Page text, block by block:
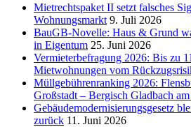
Mietrechtspaket II setzt falsches
Wohnungsmarkt 9. Juli 2026
BauGB-Novelle: Haus & Grund
in Eigentum 25. Juni 2026
Vermieterbefragung 2026: Bis zu
Mietwohnungen vom
Müllgebührenranking 2026:
Großstadt – Bergisch Gladbach am
Gebäudemodernisierungsgesetz
zurück 11. Juni 2026